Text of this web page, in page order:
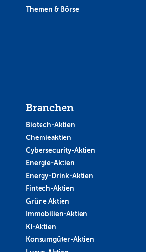
Themen & Börse
Branchen
Biotech-Aktien
Chemieaktien
Cybersecurity-Aktien
Energie-Aktien
Energy-Drink-Aktien
Fintech-Aktien
Grüne Aktien
Immobilien-Aktien
KI-Aktien
Konsumgüter-Aktien